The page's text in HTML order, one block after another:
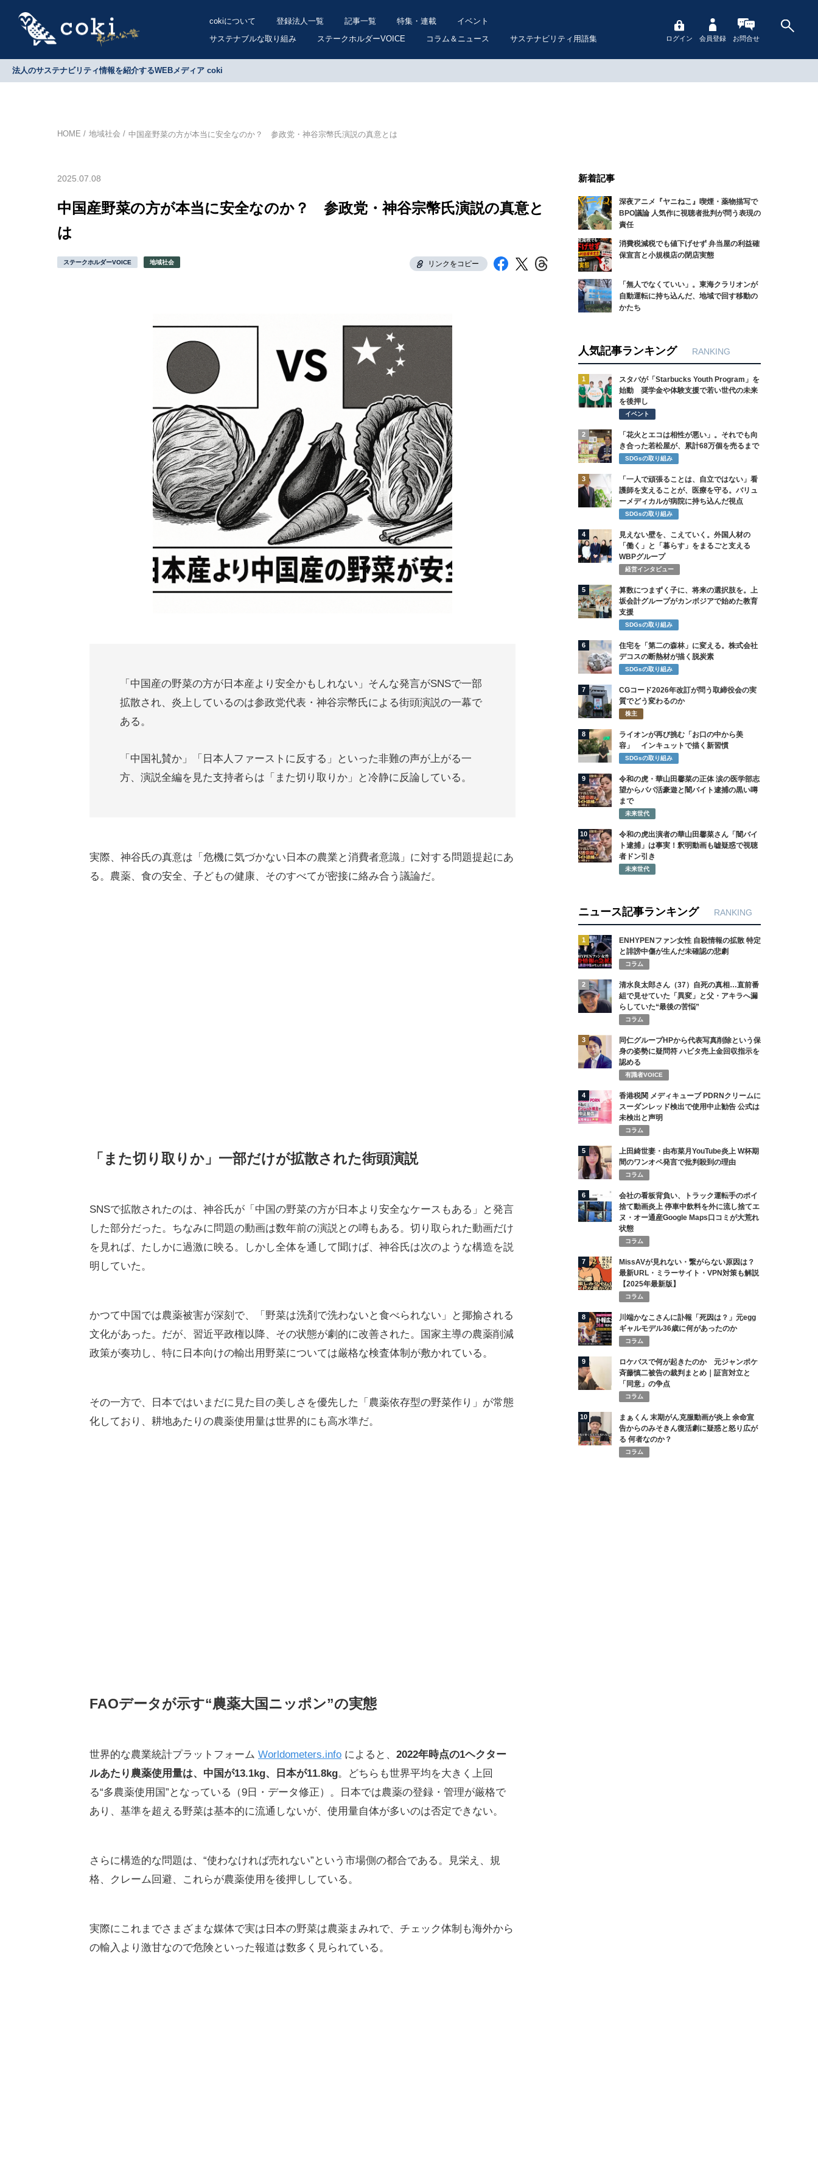
cokiについて 登録法人一覧 記事一覧 特集・連載
イベント
サステナブルな取り組み
ステークホルダーVOICE コラム＆ニュース サステナビリティ用語集 ログイン 会員登録 お問合せ
法人のサステナビリティ情報を紹介するWEBメディア coki
HOME 地域社会 中国産野菜の方が本当に安全なのか？ 参政党・神谷宗幣氏演説の真意とは
2025.07.08
中国産野菜の方が本当に安全なのか？ 参政党・神谷宗幣氏演説の真意と
は
ステークホルダーVOICE 地域社会 リンクをコピー
「中国産の野菜の方が日本産より安全かもしれない」そんな発言がSNSで一部
拡散され、炎上しているのは参政党代表・神谷宗幣氏による街頭演説の一幕で
ある。
「中国礼賛か」「日本人ファーストに反する」といった非難の声が上がる一
方、演説全編を見た支持者らは「また切り取りか」と冷静に反論している。
実際、神谷氏の真意は「危機に気づかない日本の農業と消費者意識」に対する問題提起にあ
る。農薬、食の安全、子どもの健康、そのすべてが密接に絡み合う議論だ。
「また切り取りか」一部だけが拡散された街頭演説
SNSで拡散されたのは、神谷氏が「中国の野菜の方が日本より安全なケースもある」と発言
した部分だった。ちなみに問題の動画は数年前の演説との噂もある。切り取られた動画だけ
を見れば、たしかに過激に映る。しかし全体を通して聞けば、神谷氏は次のような構造を説
明していた。
かつて中国では農薬被害が深刻で、「野菜は洗剤で洗わないと食べられない」と揶揄される
文化があった。だが、習近平政権以降、その状態が劇的に改善された。国家主導の農薬削減
政策が奏功し、特に日本向けの輸出用野菜については厳格な検査体制が敷かれている。
その一方で、日本ではいまだに見た目の美しさを優先した「農薬依存型の野菜作り」が常態
化しており、耕地あたりの農薬使用量は世界的にも高水準だ。
FAOデータが示す“農薬大国ニッポン”の実態
世界的な農業統計プラットフォーム Worldometers.info によると、 2022年時点の1ヘクター
ルあたり農薬使用量は、中国が13.1kg、日本が11.8kg。どちらも世界平均を大きく上回
る“多農薬使用国”となっている（9日・データ修正）。日本では農薬の登録・管理が厳格で
あり、基準を超える野菜は基本的に流通しないが、使用量自体が多いのは否定できない。
さらに構造的な問題は、“使わなければ売れない”という市場側の都合である。見栄え、規
格、クレーム回避、これらが農薬使用を後押ししている。
実際にこれまでさまざまな媒体で実は日本の野菜は農薬まみれで、チェック体制も海外から
の輸入より激甘なので危険といった報道は数多く見られている。
新着記事
深夜アニメ『ヤニねこ』喫煙・薬物描写で
BPO議論 人気作に視聴者批判が問う表現の
責任
消費税減税でも値下げせず 弁当屋の利益確
保宣言と小規模店の閉店実態
「無人でなくていい」。東海クラリオンが
自動運転に持ち込んだ、地域で回す移動の
かたち
人気記事ランキング RANKING
1
スタバが「Starbucks Youth Program」を
始動 奨学金や体験支援で若い世代の未来
を後押し
イベント
2
「花火とエコは相性が悪い」。それでも向
き合った若松屋が、累計68万個を売るまで
SDGsの取り組み
3
「一人で頑張ることは、自立ではない」看
護師を支えることが、医療を守る。バリュ
ーメディカルが病院に持ち込んだ視点
SDGsの取り組み
4
見えない壁を、こえていく。外国人材の
「働く」と「暮らす」をまるごと支える
WBPグループ
経営インタビュー
5
算数につまずく子に、将来の選択肢を。上
坂会計グループがカンボジアで始めた教育
支援
SDGsの取り組み
6
住宅を「第二の森林」に変える。株式会社
デコスの断熱材が描く脱炭素
SDGsの取り組み
7
CGコード2026年改訂が問う取締役会の実
質でどう変わるのか
株主
8
ライオンが再び挑む「お口の中から美
容」 インキュットで描く新習慣
SDGsの取り組み
9
令和の虎・華山田馨菜の正体 涙の医学部志
望からパパ活豪遊と闇バイト逮捕の黒い噂
まで
未来世代
10
令和の虎出演者の華山田馨菜さん「闇バイ
ト逮捕」は事実！釈明動画も嘘疑惑で視聴
者ドン引き
未来世代
ニュース記事ランキング RANKING
1
ENHYPENファン女性 自殺情報の拡散 特定
と誹謗中傷が生んだ未確認の悲劇
コラム
2
清水良太郎さん（37）自死の真相…直前番
組で見せていた「異変」と父・アキラへ漏
らしていた“最後の苦悩”
コラム
3
同仁グループHPから代表写真削除という保
身の姿勢に疑問符 ハビタ売上金回収指示を
認める
有識者VOICE
4
香港税関 メディキューブ PDRNクリームに
スーダンレッド検出で使用中止勧告 公式は
未検出と声明
コラム
5
上田綺世妻・由布菜月YouTube炎上 W杯期
間のワンオペ発言で批判殺到の理由
コラム
6
会社の看板背負い、トラック運転手のポイ
捨て動画炎上 停車中飲料を外に流し捨てエ
ヌ・オー通産Google Maps口コミが大荒れ
状態
コラム
7
MissAVが見れない・繋がらない原因は？
最新URL・ミラーサイト・VPN対策も解説
【2025年最新版】
コラム
8
川端かなこさんに訃報「死因は？」元egg
ギャルモデル36歳に何があったのか
コラム
9
ロケバスで何が起きたのか 元ジャンポケ
斉藤慎二被告の裁判まとめ｜証言対立と
「同意」の争点
コラム
10
まぁくん 末期がん克服動画が炎上 余命宣
告からのみそきん復活劇に疑惑と怒り広が
る 何者なのか？
コラム